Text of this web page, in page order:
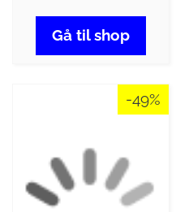
Gå til shop
-49%